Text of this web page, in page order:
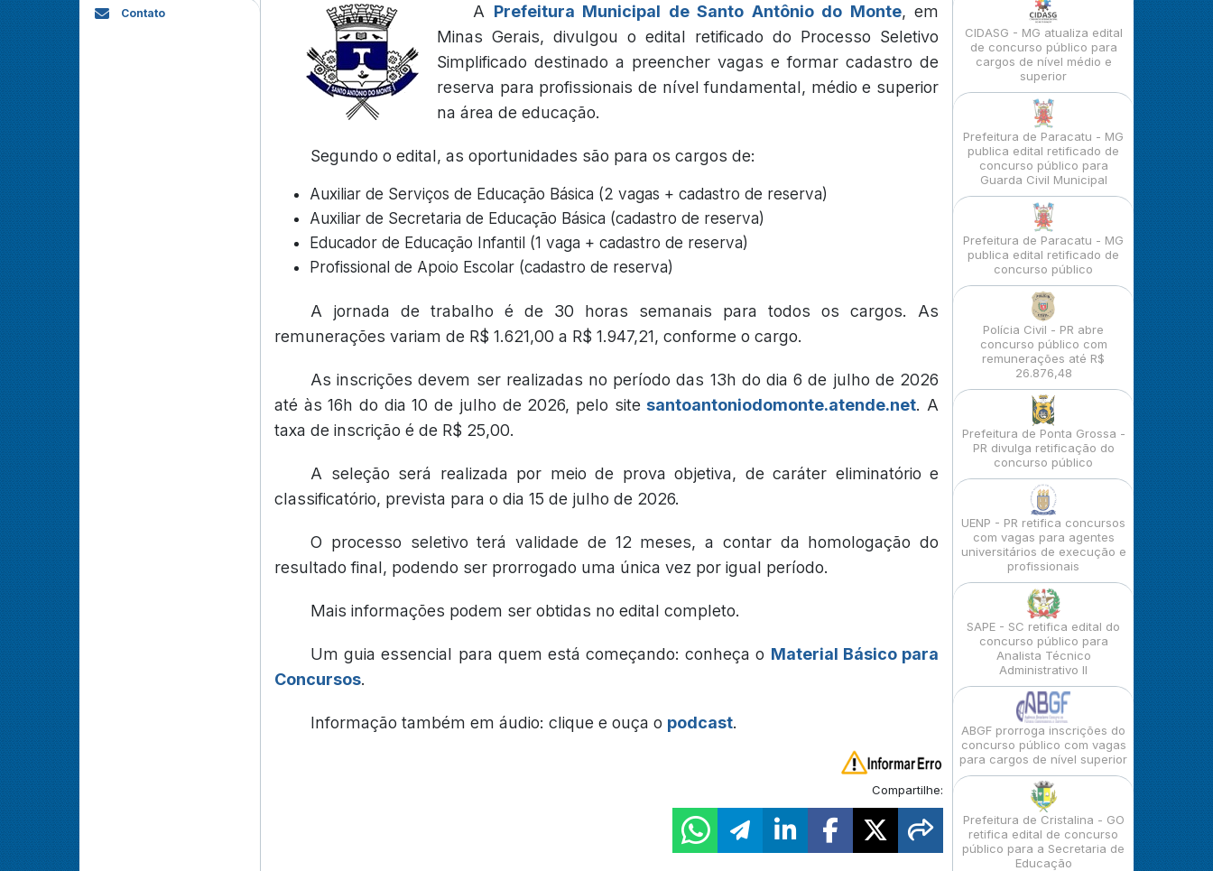
Contato A Prefeitura Municipal de Santo Antônio do Monte, em
Minas Gerais, divulgou o edital retificado do Processo Seletivo
Simplificado destinado a preencher vagas e formar cadastro de
reserva para profissionais de nível fundamental, médio e superior
na área de educação.
Segundo o edital, as oportunidades são para os cargos de:
Auxiliar de Serviços de Educação Básica (2 vagas + cadastro de reserva)
Auxiliar de Secretaria de Educação Básica (cadastro de reserva)
Educador de Educação Infantil (1 vaga + cadastro de reserva)
Profissional de Apoio Escolar (cadastro de reserva)
A jornada de trabalho é de 30 horas semanais para todos os cargos. As
remunerações variam de R$ 1.621,00 a R$ 1.947,21, conforme o cargo.
As inscrições devem ser realizadas no período das 13h do dia 6 de julho de 2026
até às 16h do dia 10 de julho de 2026, pelo site santoantoniodomonte.atende.net. A
taxa de inscrição é de R$ 25,00.
A seleção será realizada por meio de prova objetiva, de caráter eliminatório e
classificatório, prevista para o dia 15 de julho de 2026.
O processo seletivo terá validade de 12 meses, a contar da homologação do
resultado final, podendo ser prorrogado uma única vez por igual período.
Mais informações podem ser obtidas no edital completo.
Um guia essencial para quem está começando: conheça o Material Básico para
Concursos.
Informação também em áudio: clique e ouça o podcast.
Compartilhe:
CIDASG - MG atualiza edital
de concurso público para
cargos de nível médio e
superior
Prefeitura de Paracatu - MG
publica edital retificado de
concurso público para
Guarda Civil Municipal
Prefeitura de Paracatu - MG
publica edital retificado de
concurso público
Polícia Civil - PR abre
concurso público com
remunerações até R$
26.876,48
Prefeitura de Ponta Grossa -
PR divulga retificação do
concurso público
UENP - PR retifica concursos
com vagas para agentes
universitários de execução e
profissionais
SAPE - SC retifica edital do
concurso público para
Analista Técnico
Administrativo II
ABGF prorroga inscrições do
concurso público com vagas
para cargos de nível superior
Prefeitura de Cristalina - GO
retifica edital de concurso
público para a Secretaria de
Educação